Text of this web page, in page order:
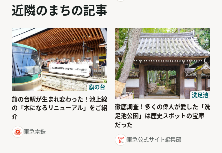
近隣のまちの記事
旗の台
旗の台駅が生まれ変わった！池上線
の「木になるリニューアル」をご紹
介
東急電鉄
洗足池
徹底調査！多くの偉人が愛した「洗
足池公園」は歴史スポットの宝庫
だった
東急公式サイト編集部